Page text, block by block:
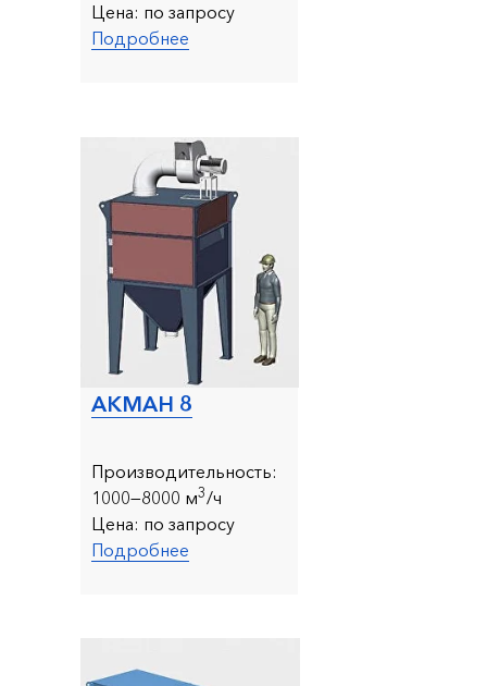
Цена: по запросу
Подробнее
АКМАН 8
Производительность:
1000—8000 м3/ч
Цена: по запросу
Подробнее